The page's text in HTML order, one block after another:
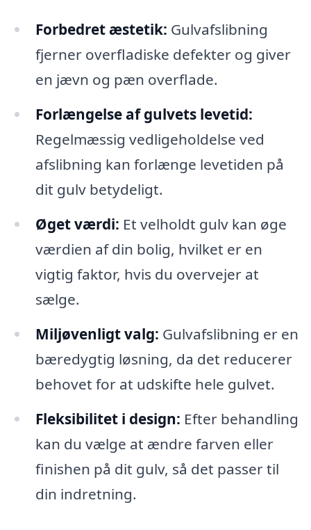
Forbedret æstetik: Gulvafslibning
fjerner overfladiske defekter og giver
en jævn og pæn overflade.
Forlængelse af gulvets levetid:
Regelmæssig vedligeholdelse ved
afslibning kan forlænge levetiden på
dit gulv betydeligt.
Øget værdi: Et velholdt gulv kan øge
værdien af din bolig, hvilket er en
vigtig faktor, hvis du overvejer at
sælge.
Miljøvenligt valg: Gulvafslibning er en
bæredygtig løsning, da det reducerer
behovet for at udskifte hele gulvet.
Fleksibilitet i design: Efter behandling
kan du vælge at ændre farven eller
finishen på dit gulv, så det passer til
din indretning.